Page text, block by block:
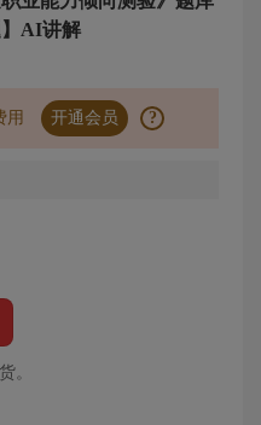
】AI讲解
用 开通会员 ?
。